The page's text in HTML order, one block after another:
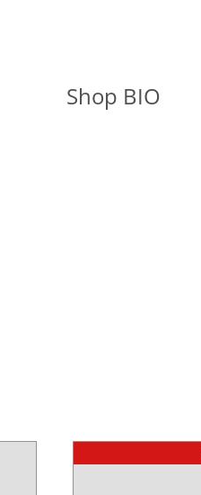
Shop BIO